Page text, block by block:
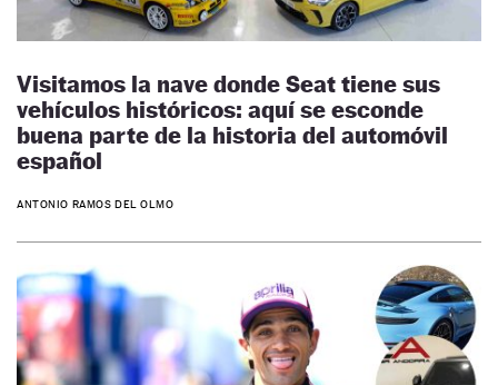
Visitamos la nave donde Seat tiene sus
vehículos históricos: aquí se esconde
buena parte de la historia del automóvil
español
ANTONIO RAMOS DEL OLMO